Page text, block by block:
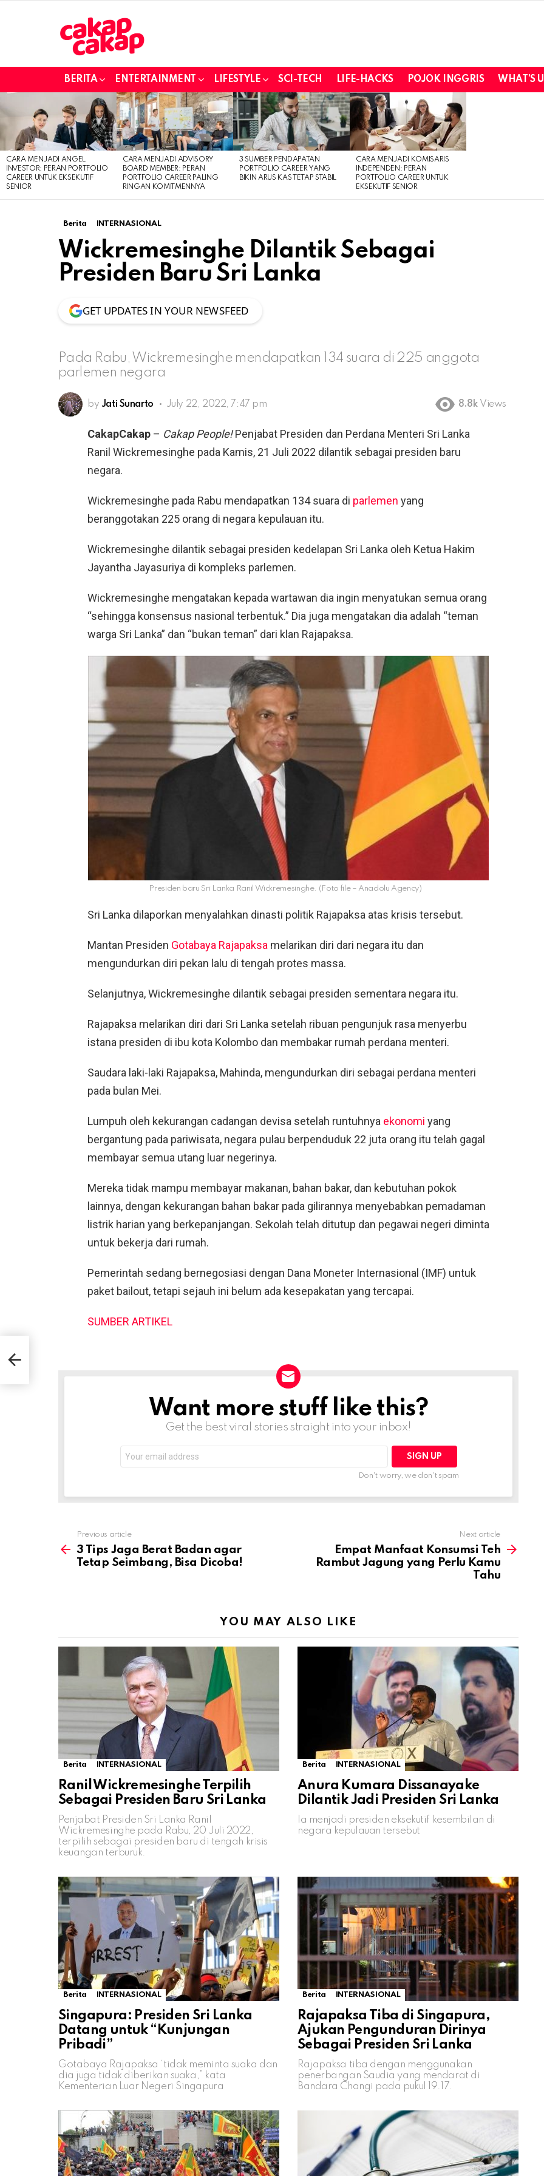
BERITA ENTERTAINMENT LIFESTYLE SCI-TECH LIFE-HACKS POJOK INGGRIS WHAT’S
STORIES
CARA MENJADI ANGEL
INVESTOR: PERAN PORTFOLIO
CAREER UNTUK EKSEKUTIF
SENIOR
CARA MENJADI ADVISORY
BOARD MEMBER: PERAN
PORTFOLIO CAREER PALING
RINGAN KOMITMENNYA
3 SUMBER PENDAPATAN
PORTFOLIO CAREER YANG
BIKIN ARUS KAS TETAP STABIL
CARA MENJADI KOMISARIS
INDEPENDEN: PERAN
PORTFOLIO CAREER UNTUK
EKSEKUTIF SENIOR
Berita INTERNASIONAL
Wickremesinghe Dilantik Sebagai
Presiden Baru Sri Lanka
GET UPDATES IN YOUR NEWSFEED
Pada Rabu, Wickremesinghe mendapatkan 134 suara di 225 anggota
parlemen negara
by Jati Sunarto July 22, 2022, 7:47 pm 8.8k Views
CakapCakap – Cakap People!Penjabat Presiden dan Perdana Menteri Sri Lanka
Ranil Wickremesinghe pada Kamis, 21 Juli 2022 dilantik sebagai presiden baru
negara.
Wickremesinghe pada Rabu mendapatkan 134 suara di parlemen yang
beranggotakan 225 orang di negara kepulauan itu.
Wickremesinghe dilantik sebagai presiden kedelapan Sri Lanka oleh Ketua Hakim
Jayantha Jayasuriya di kompleks parlemen.
Wickremesinghe mengatakan kepada wartawan dia ingin menyatukan semua orang
“sehingga konsensus nasional terbentuk.” Dia juga mengatakan dia adalah “teman
warga Sri Lanka” dan “bukan teman” dari klan Rajapaksa.
Presiden baru Sri Lanka Ranil Wickremesinghe. (Foto file – Anadolu Agency)
Sri Lanka dilaporkan menyalahkan dinasti politik Rajapaksa atas krisis tersebut.
Mantan Presiden Gotabaya Rajapaksa melarikan diri dari negara itu dan
mengundurkan diri pekan lalu di tengah protes massa.
Selanjutnya, Wickremesinghe dilantik sebagai presiden sementara negara itu.
Rajapaksa melarikan diri dari Sri Lanka setelah ribuan pengunjuk rasa menyerbu
istana presiden di ibu kota Kolombo dan membakar rumah perdana menteri.
Saudara laki-laki Rajapaksa, Mahinda, mengundurkan diri sebagai perdana menteri
pada bulan Mei.
Lumpuh oleh kekurangan cadangan devisa setelah runtuhnya ekonomi yang
bergantung pada pariwisata, negara pulau berpenduduk 22 juta orang itu telah gagal
membayar semua utang luar negerinya.
Mereka tidak mampu membayar makanan, bahan bakar, dan kebutuhan pokok
lainnya, dengan kekurangan bahan bakar pada gilirannya menyebabkan pemadaman
listrik harian yang berkepanjangan. Sekolah telah ditutup dan pegawai negeri diminta
untuk bekerja dari rumah.
Pemerintah sedang bernegosiasi dengan Dana Moneter Internasional (IMF) untuk
paket bailout, tetapi sejauh ini belum ada kesepakatan yang tercapai.
SUMBER ARTIKEL
NEWSLETTERWant more stuff like this?
Get the best viral stories straight into your inbox!
address:
Don't worry, we don't spam
more
Previous article
3 Tips Jaga Berat Badan agar
Tetap Seimbang, Bisa Dicoba!
Next article
Empat Manfaat Konsumsi Teh
Rambut Jagung yang Perlu Kamu
Tahu
YOU MAY ALSO LIKE
Berita INTERNASIONAL
Ranil Wickremesinghe Terpilih
Sebagai Presiden Baru Sri Lanka
Penjabat Presiden Sri Lanka Ranil
Wickremesinghe pada Rabu, 20 Juli 2022,
terpilih sebagai presiden baru di tengah krisis
keuangan terburuk.
Berita INTERNASIONAL
Anura Kumara Dissanayake
Dilantik Jadi Presiden Sri Lanka
Ia menjadi presiden eksekutif kesembilan di
negara kepulauan tersebut
Berita INTERNASIONAL
Singapura: Presiden Sri Lanka
Datang untuk “Kunjungan
Pribadi”
Gotabaya Rajapaksa ‘tidak meminta suaka dan
dia juga tidak diberikan suaka,” kata
Kementerian Luar Negeri Singapura
Berita INTERNASIONAL
Rajapaksa Tiba di Singapura,
Ajukan Pengunduran Dirinya
Sebagai Presiden Sri Lanka
Rajapaksa tiba dengan menggunakan
penerbangan Saudia yang mendarat di
Bandara Changi pada pukul 19.17.